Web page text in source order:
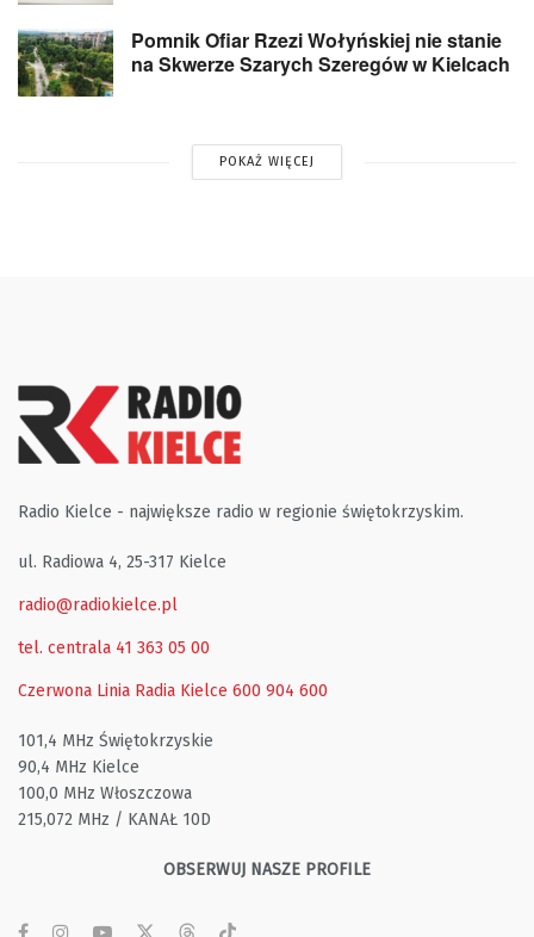
Pomnik Ofiar Rzezi Wołyńskiej nie stanie
na Skwerze Szarych Szeregów w Kielcach
POKAŻ WIĘCEJ
Radio Kielce - największe radio w regionie świętokrzyskim.
ul. Radiowa 4, 25-317 Kielce
radio@radiokielce.pl
tel. centrala 41 363 05 00
Czerwona Linia Radia Kielce 600 904 600
101,4 MHz Świętokrzyskie
90,4 MHz Kielce
100,0 MHz Włoszczowa
215,072 MHz / KANAŁ 10D
OBSERWUJ NASZE PROFILE